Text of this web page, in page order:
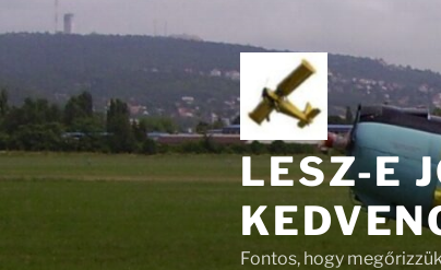
Tartalomhoz
LESZ-E
Fontos, hogy